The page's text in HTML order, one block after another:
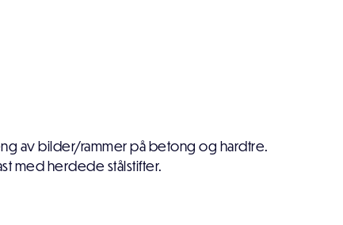
av bilder/rammer på betong og hardtre.
med herdede stålstifter.